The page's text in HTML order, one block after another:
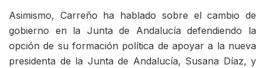
Asimismo, Carreño ha hablado sobre el cambio de
gobierno en la Junta de Andalucía defendiendo la
opción de su formación política de apoyar a la nueva
presidenta de la Junta de Andalucía, Susana Díaz, y